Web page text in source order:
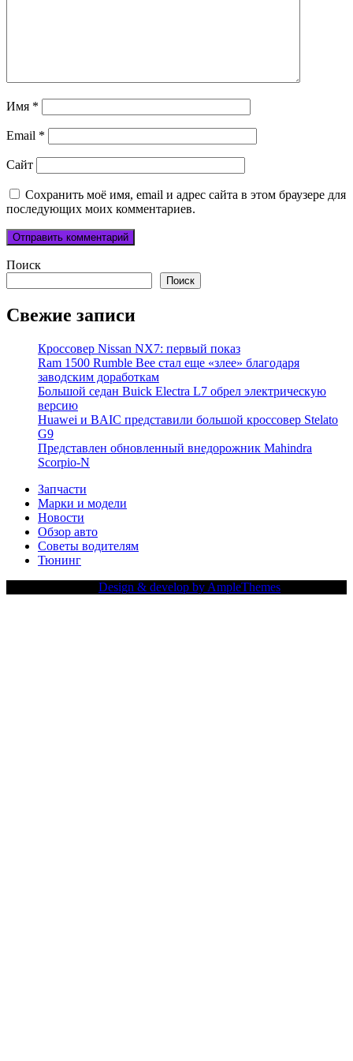
Имя *
Email *
Сайт
Сохранить моё имя, email и адрес сайта в этом браузере для
последующих моих комментариев.
Поиск
Поиск
Свежие записи
Кроссовер Nissan NX7: первый показ
Ram 1500 Rumble Bee стал еще «злее» благодаря
заводским доработкам
Большой седан Buick Electra L7 обрел электрическую
версию
Huawei и BAIC представили большой кроссовер Stelato
G9
Представлен обновленный внедорожник Mahindra
Scorpio-N
Запчасти
Марки и модели
Новости
Обзор авто
Советы водителям
Тюнинг
Design & develop by AmpleThemes